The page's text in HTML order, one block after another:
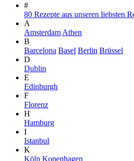
#
80 Rezepte aus unseren liebsten
A
Amsterdam Athen
B
Barcelona Basel Berlin Brüssel
D
Dublin
E
Edinburgh
F
Florenz
H
Hamburg
I
Istanbul
K
Köln Kopenhagen